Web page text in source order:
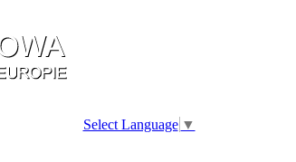
Select Language ▼